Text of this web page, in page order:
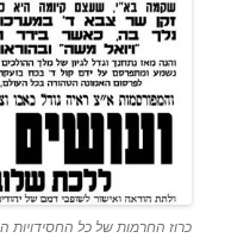
כרוז החרמות של כל החסידויות